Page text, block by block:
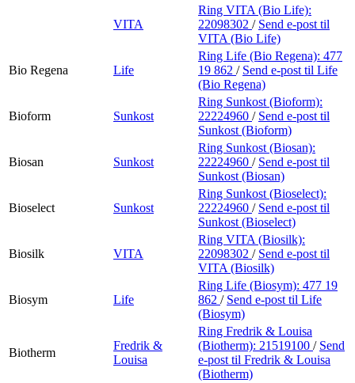
VITA
Ring VITA (Bio Life):
22098302 / Send e-post til
VITA (Bio Life)
Bio Regena Life
Ring Life (Bio Regena): 477
19 862 / Send e-post til Life
(Bio Regena)
Bioform Sunkost
Ring Sunkost (Bioform):
22224960 / Send e-post til
Sunkost (Bioform)
Biosan Sunkost
Ring Sunkost (Biosan):
22224960 / Send e-post til
Sunkost (Biosan)
Bioselect Sunkost
Ring Sunkost (Bioselect):
22224960 / Send e-post til
Sunkost (Bioselect)
Biosilk VITA
Ring VITA (Biosilk):
22098302 / Send e-post til
VITA (Biosilk)
Biosym Life
Ring Life (Biosym): 477 19
862 / Send e-post til Life
(Biosym)
Biotherm
Fredrik &
Louisa
Ring Fredrik & Louisa
(Biotherm): 21519100 / Send
e-post til Fredrik & Louisa
(Biotherm)